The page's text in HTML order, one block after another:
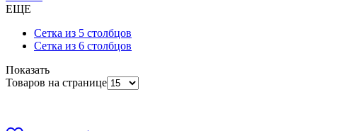
ЕЩЕ
Сетка из 5 столбцов
Сетка из 6 столбцов
Показать
Товаров на странице